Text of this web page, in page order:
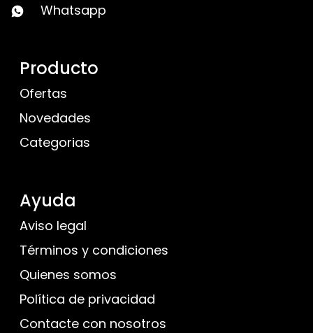
Whatsapp
Producto
Ofertas
Novedades
Categorias
Ayuda
Aviso legal
Términos y condiciones
Quienes somos
Política de privacidad
Contacte con nosotros